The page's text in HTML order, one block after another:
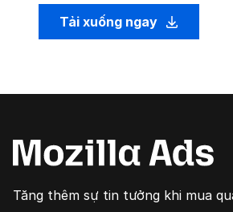
Tải xuống ngay
Tăng thêm sự tin tưởng khi mua